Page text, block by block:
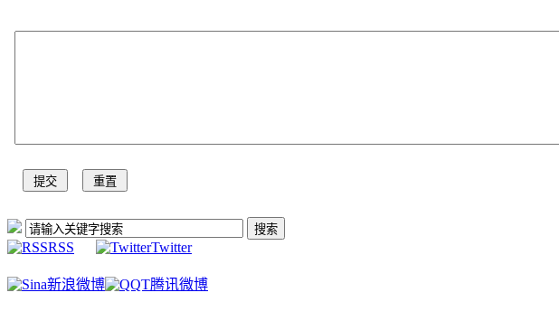
RSS Twitter
新浪微博 腾讯微博